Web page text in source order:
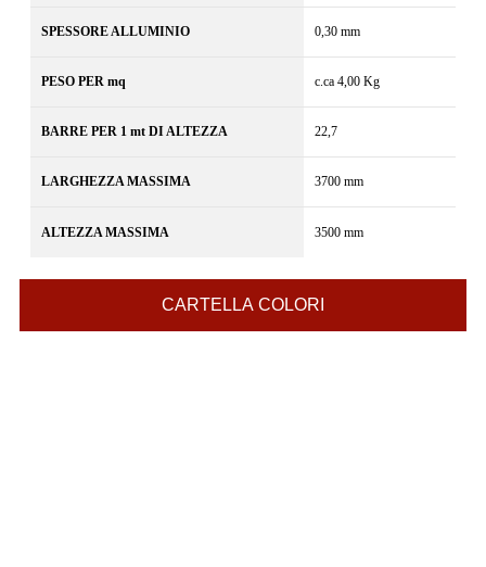
CARTELLA COLORI
SPESSORE ALLUMINIO 0,30 mm
PESO PER mq c.ca 4,00 Kg
BARRE PER 1 mt DI ALTEZZA 22,7
LARGHEZZA MASSIMA 3700 mm
ALTEZZA MASSIMA 3500 mm